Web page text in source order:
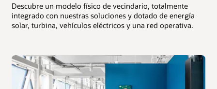
Descubre un modelo físico de vecindario, totalmente
integrado con nuestras soluciones y dotado de energía
solar, turbina, vehículos eléctricos y una red operativa.